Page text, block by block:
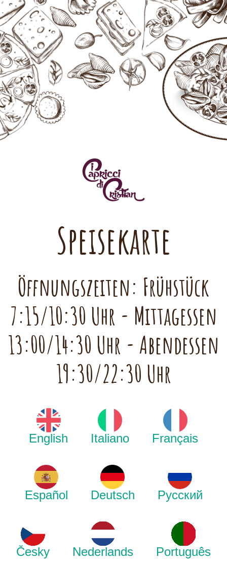
Speisekarte
Öffnungszeiten: Frühstück
7:15/10:30 Uhr - Mittagessen
13:00/14:30 Uhr - Abendessen
19:30/22:30 Uhr
English Italiano Français
Español Deutsch Русский
Česky Nederlands Português